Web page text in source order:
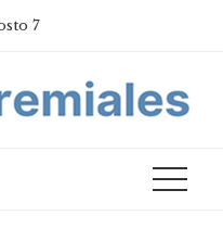
7